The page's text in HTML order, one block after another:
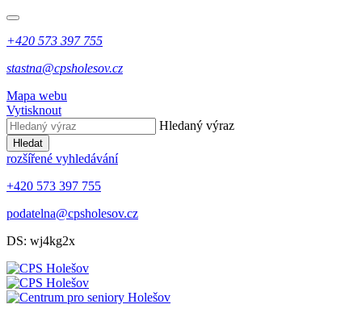
+420 573 397 755
stastna@cpsholesov.cz
Mapa webu
Vytisknout
Hledaný výraz
Hledat
rozšířené vyhledávání
+420 573 397 755
podatelna@cpsholesov.cz
DS: wj4kg2x